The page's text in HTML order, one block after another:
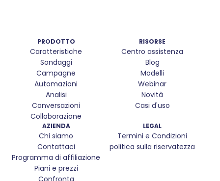
PRODOTTO
Caratteristiche
Sondaggi
Campagne
Automazioni
Analisi
Conversazioni
Collaborazione
RISORSE
Centro assistenza
Blog
Modelli
Webinar
Novità
Casi d'uso
AZIENDA
Chi siamo
Contattaci
Programma di affiliazione
Piani e prezzi
Confronta
LEGAL
Termini e Condizioni
politica sulla riservatezza